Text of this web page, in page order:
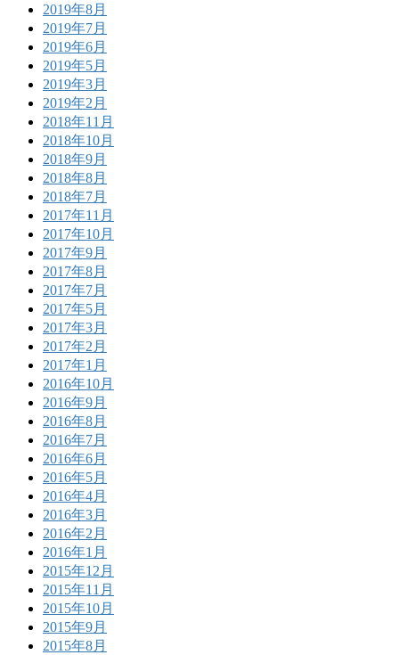
2019年8月
2019年7月
2019年6月
2019年5月
2019年3月
2019年2月
2018年11月
2018年10月
2018年9月
2018年8月
2018年7月
2017年11月
2017年10月
2017年9月
2017年8月
2017年7月
2017年5月
2017年3月
2017年2月
2017年1月
2016年10月
2016年9月
2016年8月
2016年7月
2016年6月
2016年5月
2016年4月
2016年3月
2016年2月
2016年1月
2015年12月
2015年11月
2015年10月
2015年9月
2015年8月